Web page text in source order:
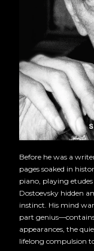
Before he was a
pages soaked in
piano, playing
Dostoevsky hidden
instinct. His mind
part
appearances, the
lifelong compulsion